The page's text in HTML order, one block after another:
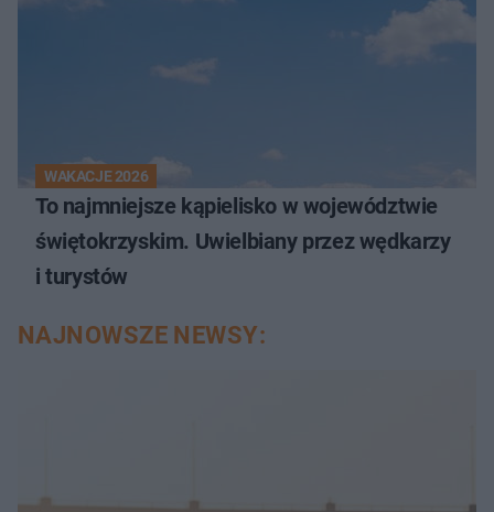
WAKACJE 2026
To najmniejsze kąpielisko w województwie
świętokrzyskim. Uwielbiany przez wędkarzy
i turystów
NAJNOWSZE NEWSY: